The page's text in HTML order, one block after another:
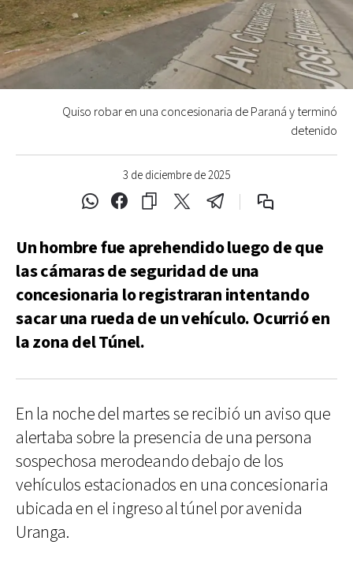
3 de diciembre de 2025
Quiso robar en una concesionaria de Paraná y terminó
detenido
Un hombre fue aprehendido luego de que
las cámaras de seguridad de una
concesionaria lo registraran intentando
sacar una rueda de un vehículo. Ocurrió en
la zona del Túnel.
En la noche del martes se recibió un aviso que
alertaba sobre la presencia de una persona
sospechosa merodeando debajo de los
vehículos estacionados en una concesionaria
ubicada en el ingreso al túnel por avenida
Uranga.